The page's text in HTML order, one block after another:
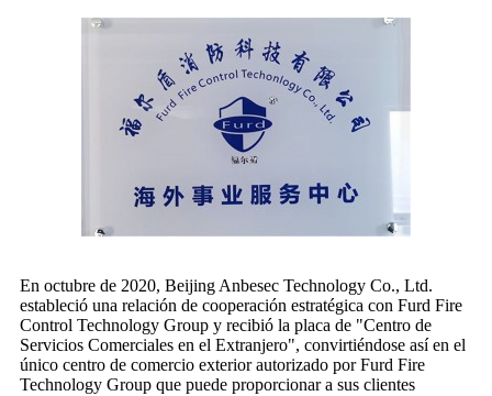
En octubre de 2020, Beijing Anbesec Technology Co., Ltd.
estableció una relación de cooperación estratégica con Furd Fire
Control Technology Group y recibió la placa de "Centro de
Servicios Comerciales en el Extranjero", convirtiéndose así en el
único centro de comercio exterior autorizado por Furd Fire
Technology Group que puede proporcionar a sus clientes